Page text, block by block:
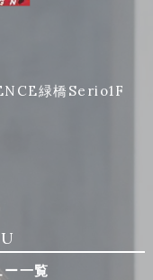
緑橋Serio1F
ー一覧